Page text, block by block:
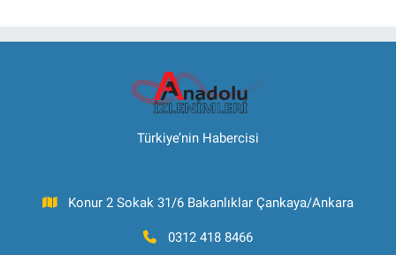
Türkiye’nin Habercisi
Konur 2 Sokak 31/6 Bakanlıklar Çankaya/Ankara
0312 418 8466